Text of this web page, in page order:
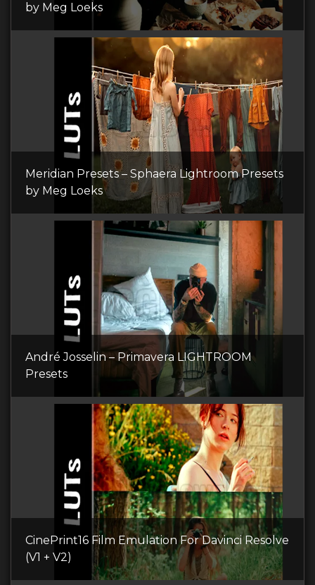
by Meg Loeks
Meridian Presets – Sphaera Lightroom Presets
by Meg Loeks
André Josselin – Primavera LIGHTROOM
Presets
CinePrint16 Film Emulation For Davinci Resolve
(V1 + V2)